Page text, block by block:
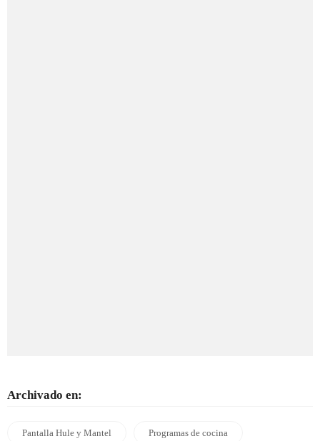
Archivado en:
Pantalla Hule y Mantel Programas de cocina